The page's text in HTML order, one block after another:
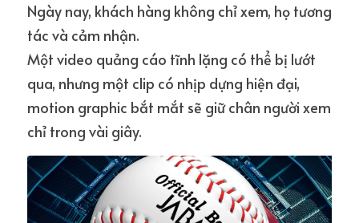
Ngày nay, khách hàng không chỉ xem, họ tương
tác và cảm nhận.
Một video quảng cáo tĩnh lặng có thể bị lướt
qua, nhưng một clip có nhịp dựng hiện đại,
motion graphic bắt mắt sẽ giữ chân người xem
chỉ trong vài giây.